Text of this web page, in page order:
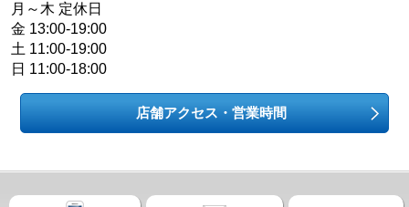
月～木 定休日
金 13:00-19:00
土 11:00-19:00
日 11:00-18:00
店舗アクセス・営業時間